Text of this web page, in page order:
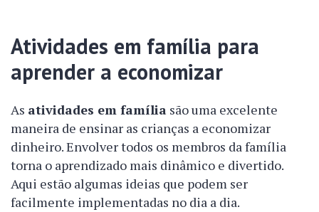
Atividades em família para
aprender a economizar
As atividades em família são uma excelente
maneira de ensinar as crianças a economizar
dinheiro. Envolver todos os membros da família
torna o aprendizado mais dinâmico e divertido.
Aqui estão algumas ideias que podem ser
facilmente implementadas no dia a dia.